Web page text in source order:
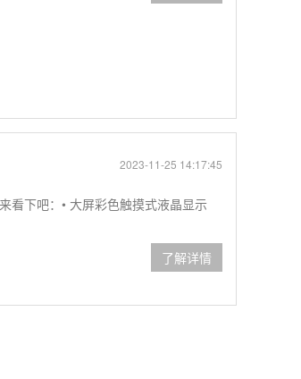
2023-11-25 14:17:45
看下吧：• 大屏彩色触摸式液晶显示
了解详情